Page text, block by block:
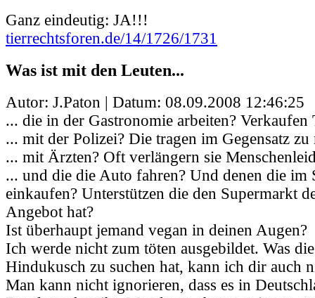
Ganz eindeutig: JA!!!
tierrechtsforen.de/14/1726/1731
Was ist mit den Leuten...
Autor: J.Paton | Datum: 08.09.2008 12:46:25
... die in der Gastronomie arbeiten? Verkaufen
... mit der Polizei? Die tragen im Gegensatz
... mit Ärzten? Oft verlängern sie
... und die die Auto fahren? Und denen die im
einkaufen? Unterstützen die den Supermarkt
Angebot hat?
Ist überhaupt jemand vegan in deinen Augen?
Ich werde nicht zum töten ausgebildet. Was
Hindukusch zu suchen hat, kann ich dir auch
Man kann nicht ignorieren, dass es in